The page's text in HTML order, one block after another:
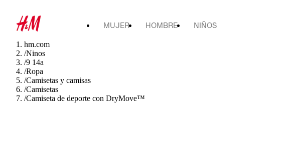
MUJER HOMBRE NIÑOS
hm.com
/Ninos
/9 14a
/Ropa
/Camisetas y camisas
/Camisetas
/Camiseta de deporte con DryMove™